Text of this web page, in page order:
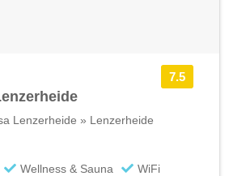
7.5
Lenzerheide » Lenzerheide
Wellness & Sauna
WiFi